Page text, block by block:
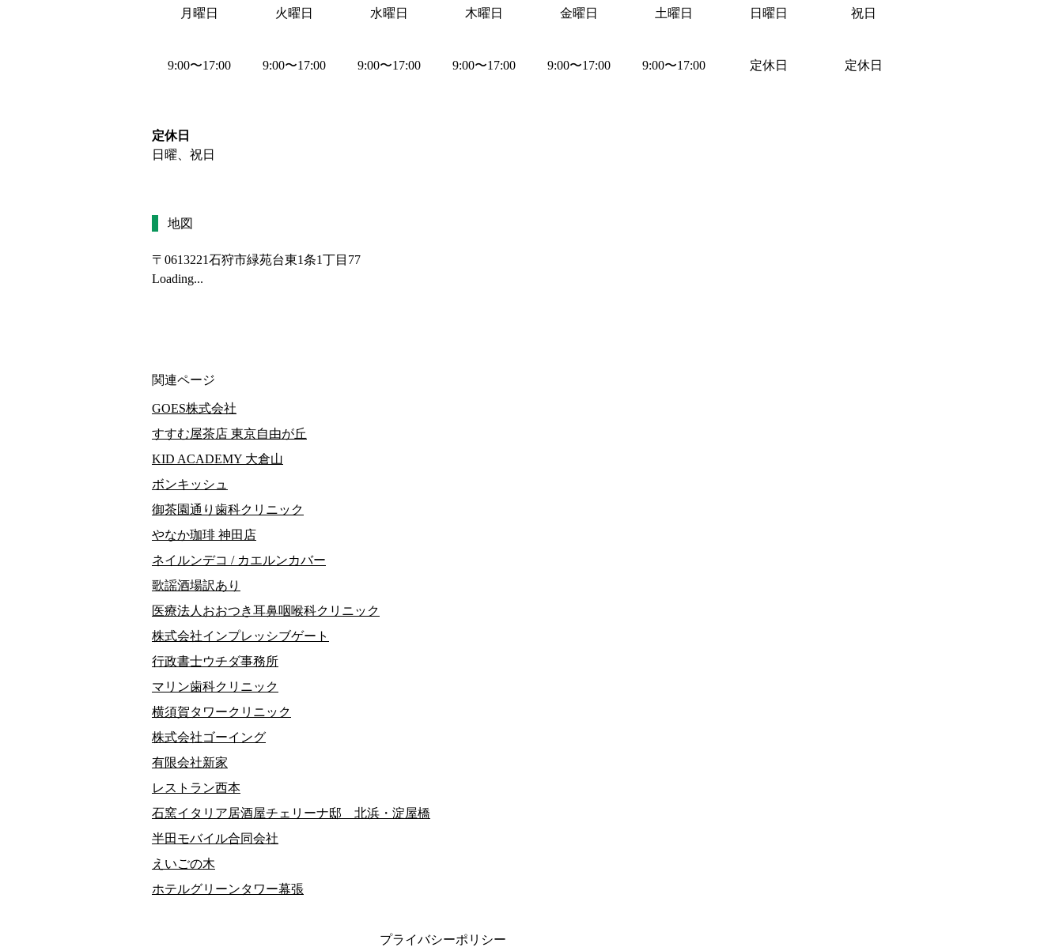
月曜日 火曜日 水曜日 木曜日 金曜日 土曜日 日曜日 祝日
9:00〜17:00 9:00〜17:00 9:00〜17:00 9:00〜17:00 9:00〜17:00 9:00〜17:00 定休日 定休日
定休日
日曜、祝日
地図
〒0613221石狩市緑苑台東1条1丁目77
Loading...
関連ページ
GOES株式会社
すすむ屋茶店 東京自由が丘
KID ACADEMY 大倉山
ボンキッシュ
御茶園通り歯科クリニック
やなか珈琲 神田店
ネイルンデコ / カエルンカバー
歌謡酒場訳あり
医療法人おおつき耳鼻咽喉科クリニック
株式会社インプレッシブゲート
行政書士ウチダ事務所
マリン歯科クリニック
横須賀タワークリニック
株式会社ゴーイング
有限会社新家
レストラン西本
石窯イタリア居酒屋チェリーナ邸 北浜・淀屋橋
半田モバイル合同会社
えいごの木
ホテルグリーンタワー幕張
プライバシーポリシー